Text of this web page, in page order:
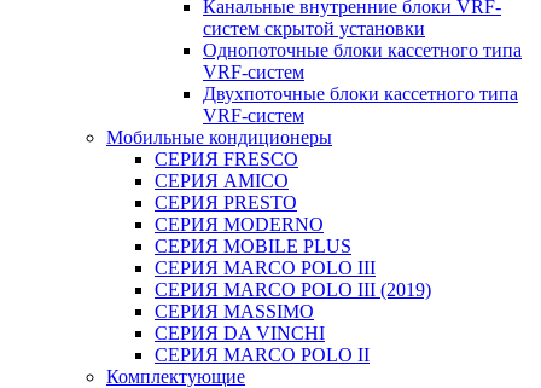
Канальные внутренние блоки VRF-
систем скрытой установки
Однопоточные блоки кассетного типа
VRF-систем
Двухпоточные блоки кассетного типа
VRF-систем
Мобильные кондиционеры
СЕРИЯ FRESCO
СЕРИЯ AMICO
СЕРИЯ PRESTO
СЕРИЯ MODERNO
СЕРИЯ MOBILE PLUS
СЕРИЯ MARCO POLO III
СЕРИЯ MARCO POLO III (2019)
СЕРИЯ MASSIMO
СЕРИЯ DA VINCHI
СЕРИЯ MARCO POLO II
Комплектующие